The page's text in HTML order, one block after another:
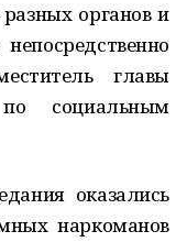
органов и
главы
социальным
оказались
наркоманов